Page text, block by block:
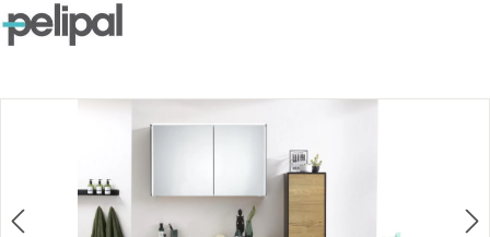
Bildergalerie überspringen